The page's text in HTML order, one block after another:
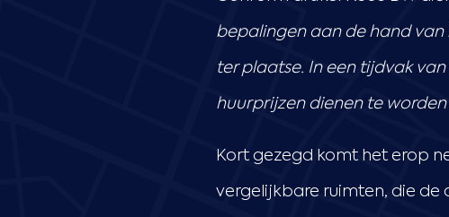
bepalingen aan de hand
ter plaatse. In een tijdvak
huurprijzen dienen te
Kort gezegd komt het erop
vergelijkbare ruimten, die de